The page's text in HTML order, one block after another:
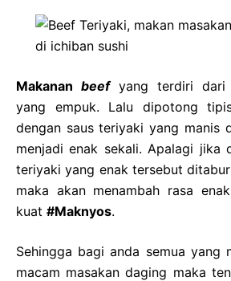
Makanan beefyang terdiri dari
yang empuk. Lalu dipotong
dengan saus teriyaki yang manis
menjadi enak sekali. Apalagi jika
teriyaki yang enak tersebut
maka akan menambah rasa
kuat #Maknyos.
Sehingga bagi anda semua yang
macam masakan daging maka